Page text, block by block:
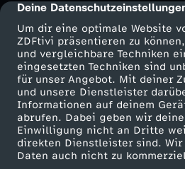
cmp-dialog-description
Deine
Um dir eine optimale Website
ZDFtivi präsentieren zu
und vergleichbare Techniken
eingesetzten Techniken sind
für unser Angebot. Mit deiner
und unsere Dienstleister
Informationen auf deinem
abrufen. Dabei geben wir
Einwilligung nicht an Dritte
direkten Dienstleister sind. Wir
Daten auch nicht zu
u
r
o
p
a
Mehr ZDF
ZDF-Apps
Smart TV
ZDFtext